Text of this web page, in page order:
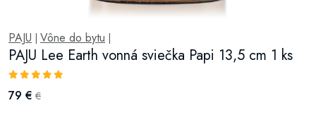
PAJU Vône do bytu
PAJU Lee Earth vonná sviečka Papi 13,5 cm 1 ks
79 € €